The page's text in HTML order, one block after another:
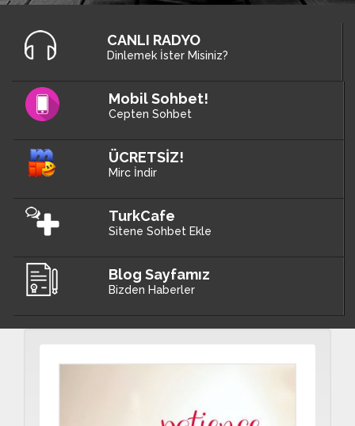
CANLI RADYO
Dinlemek İster Misiniz?
Mobil Sohbet!
Cepten Sohbet
ÜCRETSİZ!
Mirc İndir
TurkCafe
Sitene Sohbet Ekle
Blog Sayfamız
Bizden Haberler